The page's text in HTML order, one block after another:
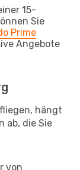
15-
Sie
Prime
Angebote
hängt
ab, die Sie
von